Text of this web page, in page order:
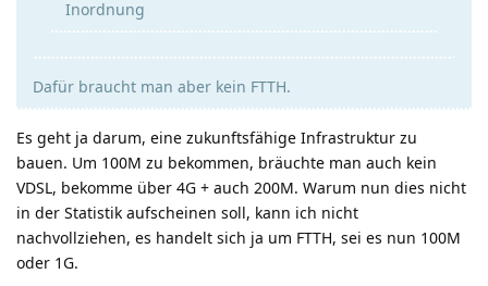
Inordnung
Dafür braucht man aber kein FTTH.
Es geht ja darum, eine zukunftsfähige Infrastruktur zu
bauen. Um 100M zu bekommen, bräuchte man auch kein
VDSL, bekomme über 4G + auch 200M. Warum nun dies nicht
in der Statistik aufscheinen soll, kann ich nicht
nachvollziehen, es handelt sich ja um FTTH, sei es nun 100M
oder 1G.